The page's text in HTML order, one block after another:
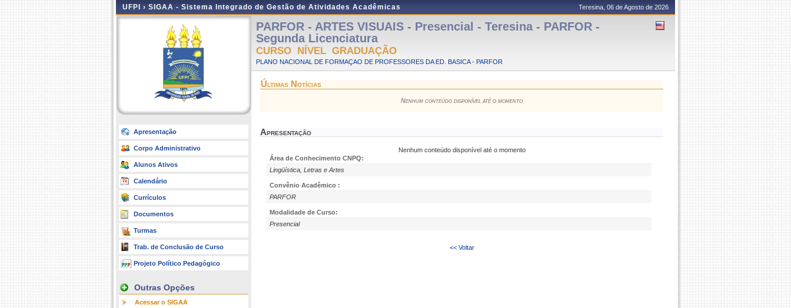
UFPI › SIGAA - Sistema Integrado de Gestão de Atividades Acadêmicas Teresina, 06 de Agosto de 2026
Apresentação
Corpo Administrativo
Alunos Ativos
Calendário
Currículos
Documentos
Turmas
Trab. de Conclusão de Curso
Projeto Político Pedagógico
Outras Opções
Acessar o SIGAA
PARFOR - ARTES VISUAIS - Presencial - Teresina - PARFOR -
Segunda Licenciatura
CURSO NÍVEL GRADUAÇÃO
PLANO NACIONAL DE FORMAÇAO DE PROFESSORES DA ED. BASICA - PARFOR
Últimas Notícias
Nenhum conteúdo disponível até o momento
Apresentação
Nenhum conteúdo disponível até o momento
Área de Conhecimento CNPQ:
Lingüística, Letras e Artes
Convênio Acadêmico :
PARFOR
Modalidade de Curso:
Presencial
<< Voltar